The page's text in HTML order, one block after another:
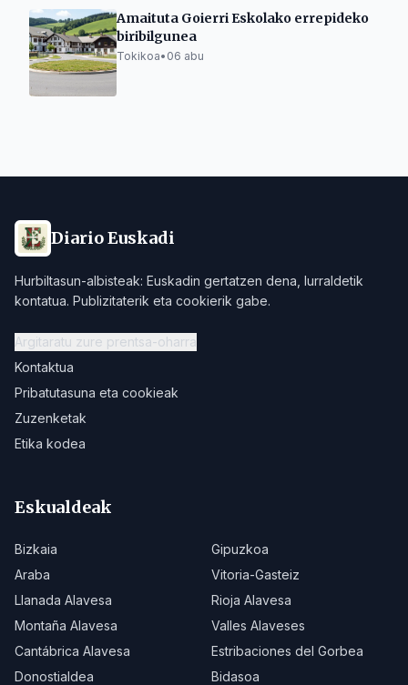
Amaituta Goierri Eskolako errepideko
biribilgunea
Tokikoa• 06 abu
Diario Euskadi
Hurbiltasun-albisteak: Euskadin gertatzen dena, lurraldetik
kontatua. Publizitaterik eta cookierik gabe.
Argitaratu zure prentsa-oharra
Kontaktua
Pribatutasuna eta cookieak
Zuzenketak
Etika kodea
Eskualdeak
Bizkaia
Gipuzkoa
Araba
Vitoria-Gasteiz
Llanada Alavesa
Rioja Alavesa
Montaña Alavesa
Valles Alaveses
Cantábrica Alavesa
Estribaciones del Gorbea
Donostialdea
Bidasoa